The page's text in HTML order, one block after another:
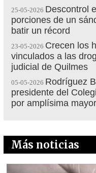
25-05-2026 Descontrol
porciones de un
batir un récord
23-05-2026 Crecen los
vinculados a las
judicial de Quilmes
05-05-2026 Rodríguez
presidente del
por amplísima
Más noticias